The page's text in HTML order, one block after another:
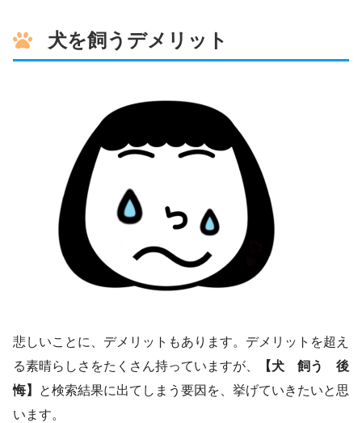
犬を飼うデメリット
悲しいことに、デメリットもあります。デメリットを超え
る素晴らしさをたくさん持っていますが、
【犬 飼う 後
悔】
と検索結果に出てしまう要因を、挙げていきたいと思
います。